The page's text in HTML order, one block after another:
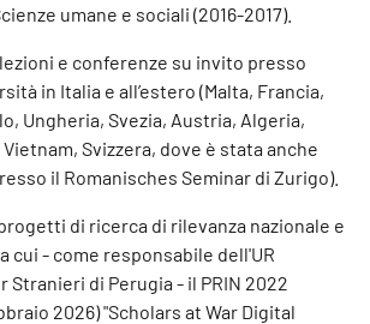
umane e sociali (2016-2017).
e conferenze su invito presso
in Italia e all’estero (Malta, Francia,
Ungheria, Svezia, Austria, Algeria,
Svizzera, dove è stata anche
il Romanisches Seminar di Zurigo).
di ricerca di rilevanza nazionale e
cui - come responsabile dell'UR
Stranieri di Perugia - il PRIN 2022
2026) "Scholars at War Digital